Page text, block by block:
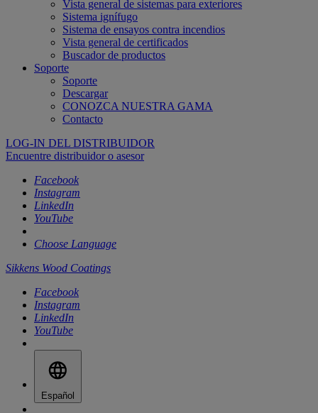
Vista general de sistemas para exteriores
Sistema ignífugo
Sistema de ensayos contra incendios
Vista general de certificados
Buscador de productos
Soporte
Soporte
Descargar
CONOZCA NUESTRA GAMA
Contacto
LOG-IN DEL DISTRIBUIDOR
Encuentre distribuidor o asesor
Facebook
Instagram
LinkedIn
YouTube
Choose Language
Sikkens Wood Coatings
Facebook
Instagram
LinkedIn
YouTube
Español